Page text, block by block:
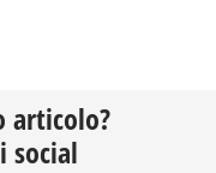
articolo?
social